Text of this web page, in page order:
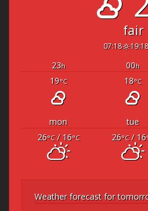
fair
07:18
23h 00h
19°C 18°C
mon tue
26°C/ 16°C 26°C/ 16
Weather forecast for